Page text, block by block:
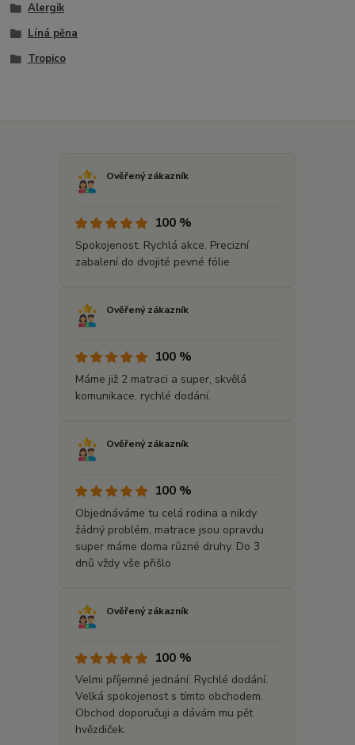
Alergik
Líná pěna
Tropico
Ověřený zákazník
100 %
Spokojenost. Rychlá akce. Precizní
zabalení do dvojité pevné fólie
Ověřený zákazník
100 %
Máme již 2 matraci a super, skvělá
komunikace, rychlé dodání.
Ověřený zákazník
100 %
Objednáváme tu celá rodina a nikdy
žádný problém, matrace jsou opravdu
super máme doma různé druhy. Do 3
dnů vždy vše přišlo
Ověřený zákazník
100 %
Velmi příjemné jednání. Rychlé dodání.
Velká spokojenost s tímto obchodem.
Obchod doporučuji a dávám mu pět
hvězdiček.